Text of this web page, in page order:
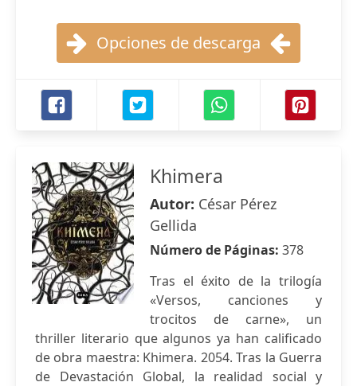
Opciones de descarga
Khimera
Autor: César Pérez
Gellida
Número de Páginas: 378
Tras el éxito de la trilogía
«Versos, canciones y
trocitos de carne», un
thriller literario que algunos ya han calificado
de obra maestra: Khimera. 2054. Tras la Guerra
de Devastación Global, la realidad social y